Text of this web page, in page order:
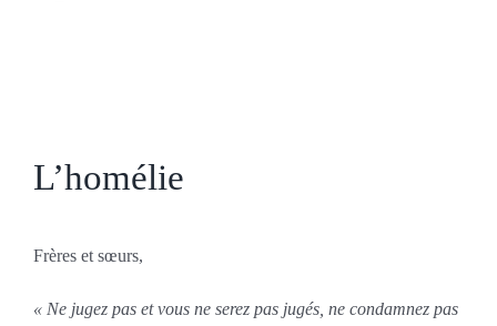
L’homélie
Frères et sœurs,
« Ne jugez paset vous ne serez pas jugés, ne condamnez pas